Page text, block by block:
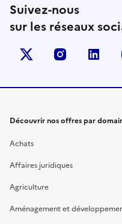
Suivez-nous
sur les réseaux
X (anciennement
instagram
Découvrir nos offres par
Achats
Affaires juridiques
Agriculture
Aménagement et